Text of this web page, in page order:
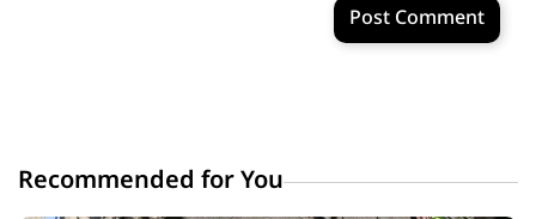
Post Comment
Recommended for You